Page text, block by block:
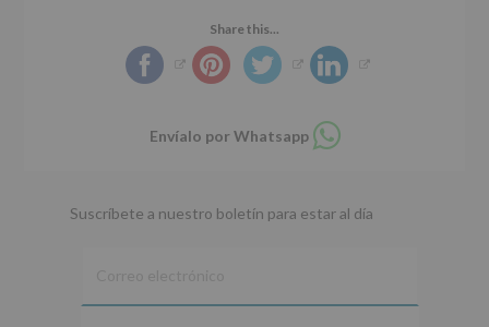
Share this...
Envíalo por Whatsapp
Compartir
en
Suscríbete a nuestro boletín para estar al día